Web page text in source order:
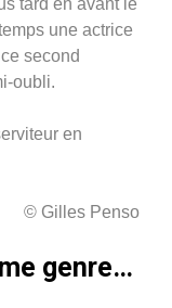
une actrice
second
oubli.
en
© Gilles Penso
genre…